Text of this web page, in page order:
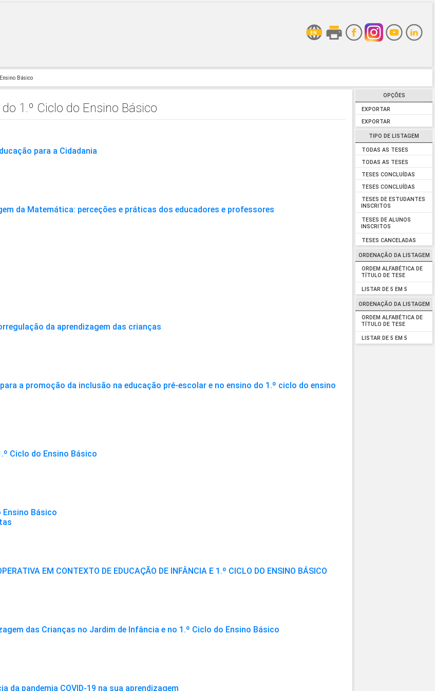
Básico
OPÇÕES
EXPORTAR
EXPORTAR
TIPO DE LISTAGEM
TODAS AS TESES
TODAS AS TESES
TESES CONCLUÍDAS
TESES CONCLUÍDAS
TESES DE ESTUDANTES
INSCRITOS
TESES DE ALUNOS
INSCRITOS
TESES CANCELADAS
ORDENAÇÃO DA LISTAGEM
ORDEM ALFABÉTICA DE
TÍTULO DE TESE
LISTAR DE 5 EM 5
ORDENAÇÃO DA LISTAGEM
ORDEM ALFABÉTICA DE
TÍTULO DE TESE
LISTAR DE 5 EM 5
1.º Ciclo do Ensino Básico
para a Cidadania
da Matemática: perceções e práticas dos educadores e professores
da aprendizagem das crianças
a promoção da inclusão na educação pré-escolar e no ensino do 1.º ciclo do ensino
Ciclo do Ensino Básico
Ensino Básico
EM CONTEXTO DE EDUCAÇÃO DE INFÂNCIA E 1.º CICLO DO ENSINO BÁSICO
das Crianças no Jardim de Infância e no 1.º Ciclo do Ensino Básico
da pandemia COVID-19 na sua aprendizagem